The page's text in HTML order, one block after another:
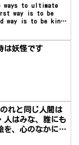
ways to ultimate
way is to be
way is to be kind.
にすること。第二に
三に親切にすること
は妖怪です
れと同じ人間は
人はみな、誰にも
を、心のなかに持
いか。